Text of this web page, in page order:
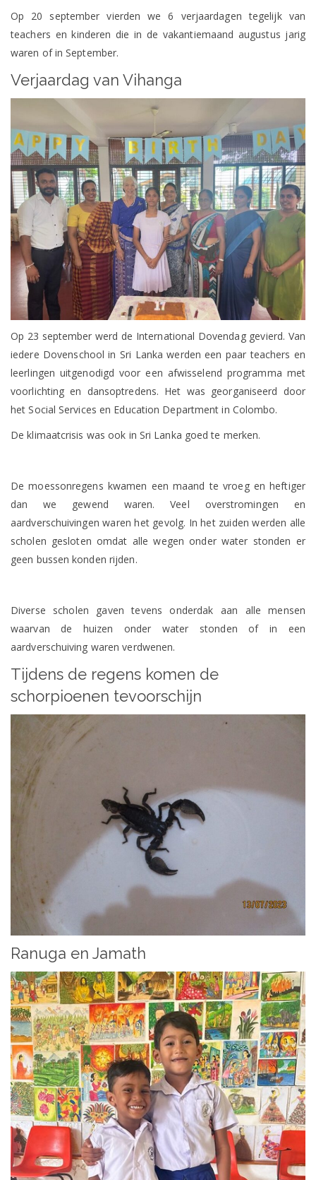
Op 20 september vierden we 6 verjaardagen tegelijk van
teachers en kinderen die in de vakantiemaand augustus jarig
waren of in September.
Verjaardag van Vihanga
Op 23 september werd de International Dovendag gevierd. Van
iedere Dovenschool in Sri Lanka werden een paar teachers en
leerlingen uitgenodigd voor een afwisselend programma met
voorlichting en dansoptredens. Het was georganiseerd door
het Social Services en Education Department in Colombo.
De klimaatcrisis was ook in Sri Lanka goed te merken.
De moessonregens kwamen een maand te vroeg en heftiger
dan we gewend waren. Veel overstromingen en
aardverschuivingen waren het gevolg. In het zuiden werden alle
scholen gesloten omdat alle wegen onder water stonden er
geen bussen konden rijden.
Diverse scholen gaven tevens onderdak aan alle mensen
waarvan de huizen onder water stonden of in een
aardverschuiving waren verdwenen.
Tijdens de regens komen de
schorpioenen tevoorschijn
Ranuga en Jamath